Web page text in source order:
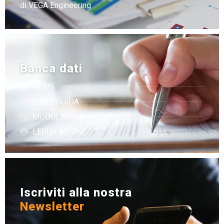
Banca dati
NEWS
LINEE GUIDA
MODULISTICA
LEGISLAZIONE
di VEGA Engineering
Iscriviti alla nostra
Newsletter